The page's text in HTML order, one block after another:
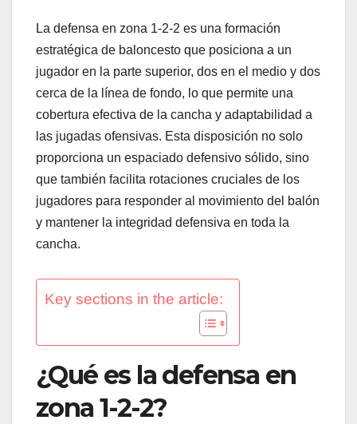
La defensa en zona 1-2-2 es una formación
estratégica de baloncesto que posiciona a un
jugador en la parte superior, dos en el medio y dos
cerca de la línea de fondo, lo que permite una
cobertura efectiva de la cancha y adaptabilidad a
las jugadas ofensivas. Esta disposición no solo
proporciona un espaciado defensivo sólido, sino
que también facilita rotaciones cruciales de los
jugadores para responder al movimiento del balón
y mantener la integridad defensiva en toda la
cancha.
Key sections in the article:
¿Qué es la defensa en
zona 1-2-2?